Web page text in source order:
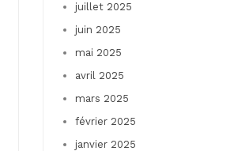
juillet 2025
juin 2025
mai 2025
avril 2025
mars 2025
février 2025
janvier 2025